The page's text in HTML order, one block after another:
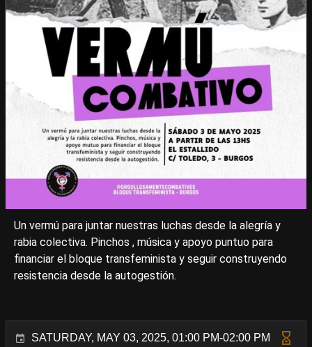
Un vermú para juntar nuestras luchas desde la alegría y
rabia colectiva. Pinchos , música y apoyo puntuo para
financiar el bloque transfeminista y seguir construyendo
resistencia desde la autogestión.
SATURDAY, MAY 03, 2025, 01:00 PM-02:00 PM